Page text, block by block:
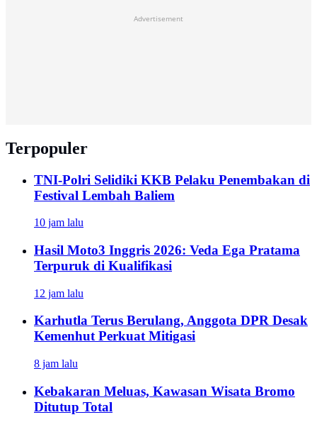
Advertisement
Terpopuler
TNI-Polri Selidiki KKB Pelaku Penembakan di
Festival Lembah Baliem
10 jam lalu
Hasil Moto3 Inggris 2026: Veda Ega Pratama
Terpuruk di Kualifikasi
12 jam lalu
Karhutla Terus Berulang, Anggota DPR Desak
Kemenhut Perkuat Mitigasi
8 jam lalu
Kebakaran Meluas, Kawasan Wisata Bromo
Ditutup Total